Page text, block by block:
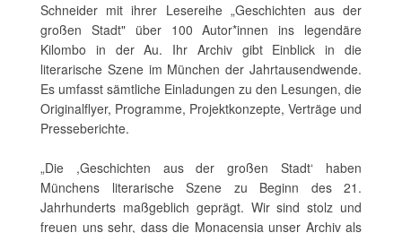
Schneider mit ihrer Lesereihe „Geschichten aus der
großen Stadt" über 100 Autor*innen ins legendäre
Kilombo in der Au. Ihr Archiv gibt Einblick in die
literarische Szene im München der Jahrtausendwende.
Es umfasst sämtliche Einladungen zu den Lesungen, die
Originalflyer, Programme, Projektkonzepte, Verträge und
Presseberichte.
„Die ,Geschichten aus der großen Stadt‘ haben
Münchens literarische Szene zu Beginn des 21.
Jahrhunderts maßgeblich geprägt. Wir sind stolz und
freuen uns sehr, dass die Monacensia unser Archiv als